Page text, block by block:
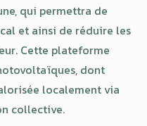
qui permettra de
et ainsi de réduire les
Cette plateforme
dont
localement via
collective.